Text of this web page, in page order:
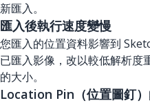
新匯入。
匯入後執行速度變慢
您匯入的位置資料影響到
已匯入影像，改以較低解析度
的大小。
Location Pin（位置圖釘